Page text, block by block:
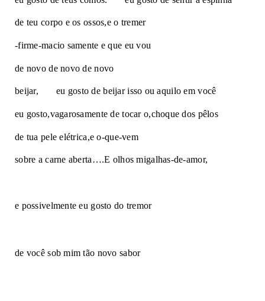
de teu corpo e os ossos,e o tremer
-firme-macio samente e que eu vou
de novo de novo de novo
beijar,       eu gosto de beijar isso ou aquilo em você
eu gosto,vagarosamente de tocar o,choque dos pêlos
de tua pele elétrica,e o-que-vem
sobre a carne aberta….E olhos migalhas-de-amor,
e possivelmente eu gosto do tremor
de você sob mim tão novo sabor